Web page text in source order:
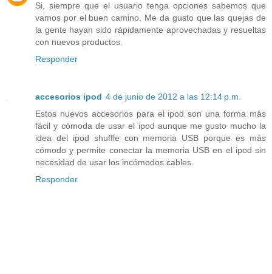
Si, siempre que el usuario tenga opciones sabemos que
vamos por el buen camino. Me da gusto que las quejas de
la gente hayan sido rápidamente aprovechadas y resueltas
con nuevos productos.
Responder
accesorios ipod 4 de junio de 2012 a las 12:14 p.m.
Estos nuevos accesorios para el ipod son una forma más
fácil y cómoda de usar el ipod aunque me gusto mucho la
idea del ipod shuffle con memoria USB porque es más
cómodo y permite conectar la memoria USB en el ipod sin
necesidad de usar los incómodos cables.
Responder